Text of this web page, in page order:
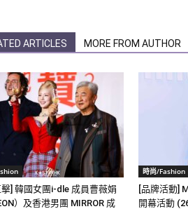
ARTICLES MORE FROM AUTHOR
擊] 韓國女團i-dle 成員曹薇娟
）及香港男團 MIRROR 成
時尚/Fashion
[品牌活動]
開幕活動